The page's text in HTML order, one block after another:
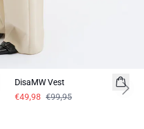
-50%
DisaMW Vest
€49,98 €99,95 Next